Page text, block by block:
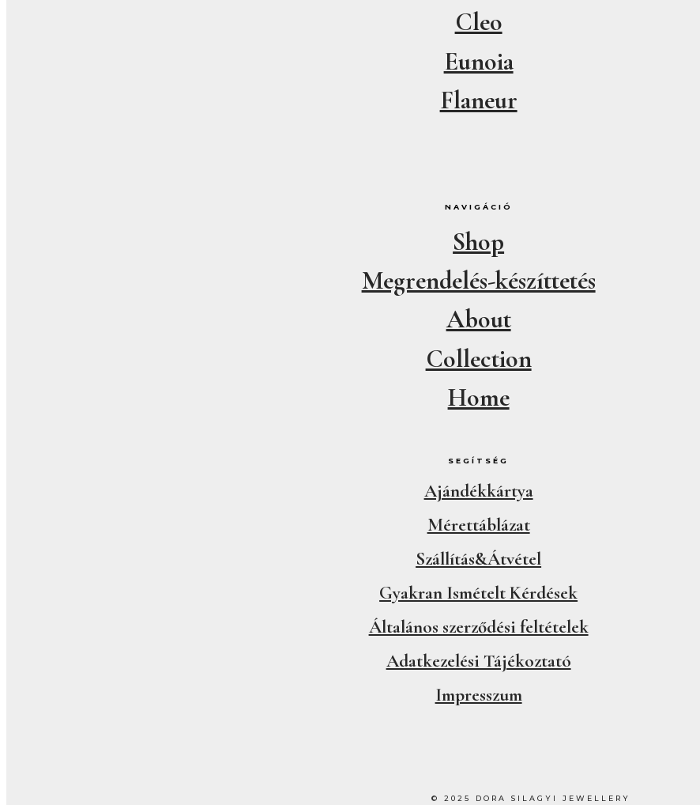
Cleo
Eunoia
Flaneur
NAVIGÁCIÓ
Shop
Megrendelés-készíttetés
About
Collection
Home
SEGÍTSÉG
Ajándékkártya
Mérettáblázat
Szállítás&Átvétel
Gyakran Ismételt Kérdések
Általános szerződési feltételek
Adatkezelési Tájékoztató
Impresszum
© 2025 DORA SILAGYI JEWELLERY